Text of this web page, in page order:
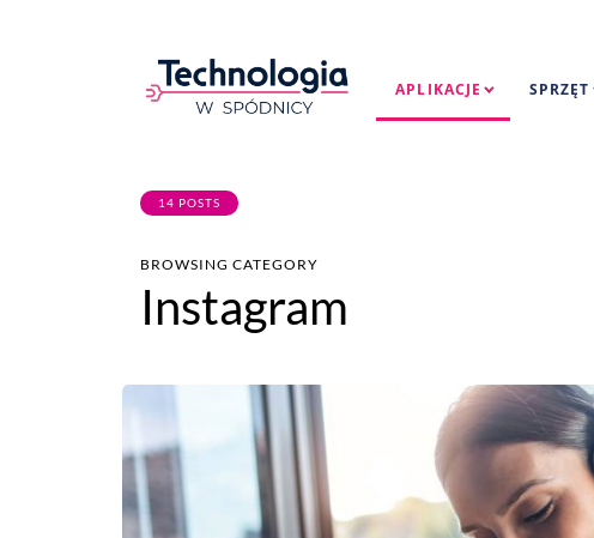
APLIKACJE SPRZĘT
14 POSTS
BROWSING CATEGORY
Instagram